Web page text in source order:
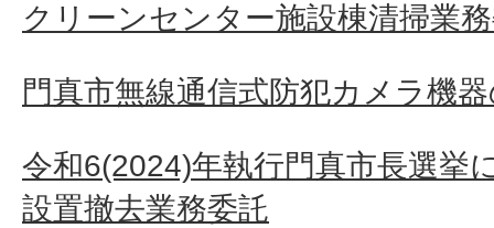
クリーンセンター施設棟清掃業
門真市無線通信式防犯カメラ機
令和6(2024)年執行門真市長選挙
設置撤去業務委託